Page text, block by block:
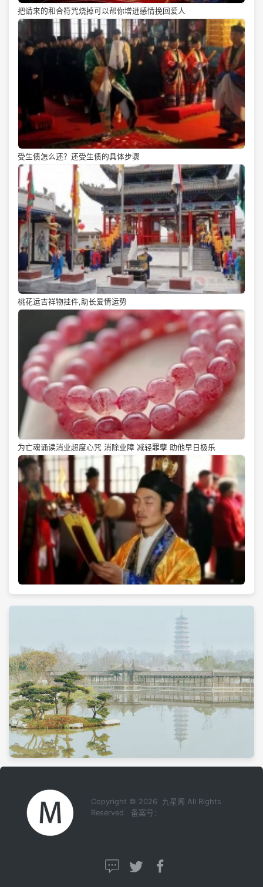
把请来的和合符咒烧掉可以帮你增进感情挽回爱人
受生债怎么还？还受生债的具体步骤
桃花运吉祥物挂件,助长爱情运势
为亡魂诵读消业超度心咒 消除业障 减轻罪孽 助他早日极乐
Copyright © 2026 九星阁 All Rights
Reserved 备案号：